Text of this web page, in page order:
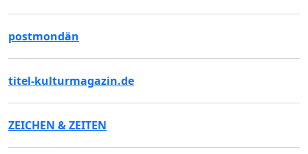
postmondän
titel-kulturmagazin.de
ZEICHEN & ZEITEN